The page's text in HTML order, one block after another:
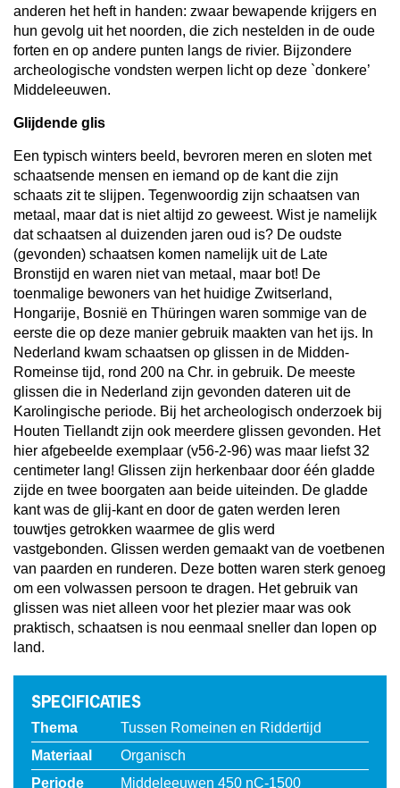
anderen het heft in handen: zwaar bewapende krijgers en
hun gevolg uit het noorden, die zich nestelden in de oude
forten en op andere punten langs de rivier. Bijzondere
archeologische vondsten werpen licht op deze `donkere’
Middeleeuwen.
Glijdende glis
Een typisch winters beeld, bevroren meren en sloten met
schaatsende mensen en iemand op de kant die zijn
schaats zit te slijpen. Tegenwoordig zijn schaatsen van
metaal, maar dat is niet altijd zo geweest. Wist je namelijk
dat schaatsen al duizenden jaren oud is? De oudste
(gevonden) schaatsen komen namelijk uit de Late
Bronstijd en waren niet van metaal, maar bot! De
toenmalige bewoners van het huidige Zwitserland,
Hongarije, Bosnië en Thüringen waren sommige van de
eerste die op deze manier gebruik maakten van het ijs. In
Nederland kwam schaatsen op glissen in de Midden-
Romeinse tijd, rond 200 na Chr. in gebruik. De meeste
glissen die in Nederland zijn gevonden dateren uit de
Karolingische periode. Bij het archeologisch onderzoek bij
Houten Tiellandt zijn ook meerdere glissen gevonden. Het
hier afgebeelde exemplaar (v56-2-96) was maar liefst 32
centimeter lang! Glissen zijn herkenbaar door één gladde
zijde en twee boorgaten aan beide uiteinden. De gladde
kant was de glij-kant en door de gaten werden leren
touwtjes getrokken waarmee de glis werd
vastgebonden. Glissen werden gemaakt van de voetbenen
van paarden en runderen. Deze botten waren sterk genoeg
om een volwassen persoon te dragen. Het gebruik van
glissen was niet alleen voor het plezier maar was ook
praktisch, schaatsen is nou eenmaal sneller dan lopen op
land.
SPECIFICATIES
Thema
Tussen Romeinen en Riddertijd
Materiaal
Organisch
Periode
Middeleeuwen 450 nC-1500